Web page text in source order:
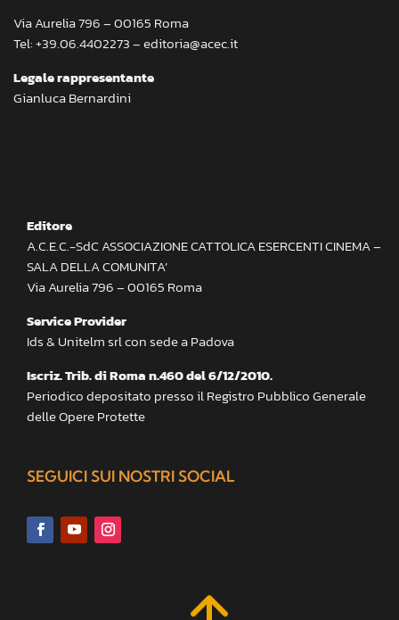
Via Aurelia 796 – 00165 Roma
Tel: +39.06.4402273 – editoria@acec.it
Legale rappresentante
Gianluca Bernardini
Editore
A.C.E.C.-SdC ASSOCIAZIONE CATTOLICA ESERCENTI CINEMA –
SALA DELLA COMUNITA’
Via Aurelia 796 – 00165 Roma
Service Provider
Ids & Unitelm srl con sede a Padova
Iscriz. Trib. di Roma n.460 del 6/12/2010.
Periodico depositato presso il Registro Pubblico Generale
delle Opere Protette
SEGUICI SUI NOSTRI SOCIAL